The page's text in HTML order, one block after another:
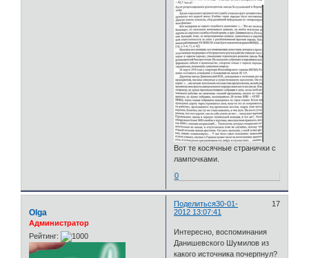
Вот те косячные странички с
лампочками.
0
Поделиться 17
30-01-
2012 13:07:41
Olga
Администратор
Рейтинг:
Интересно, воспоминания
Данишевского Шумилов из
какого источника почерпнул?